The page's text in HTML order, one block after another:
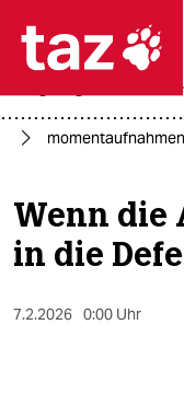

themen
politik
usa
Wenn die
in die
7.2.2026 0:00 Uhr